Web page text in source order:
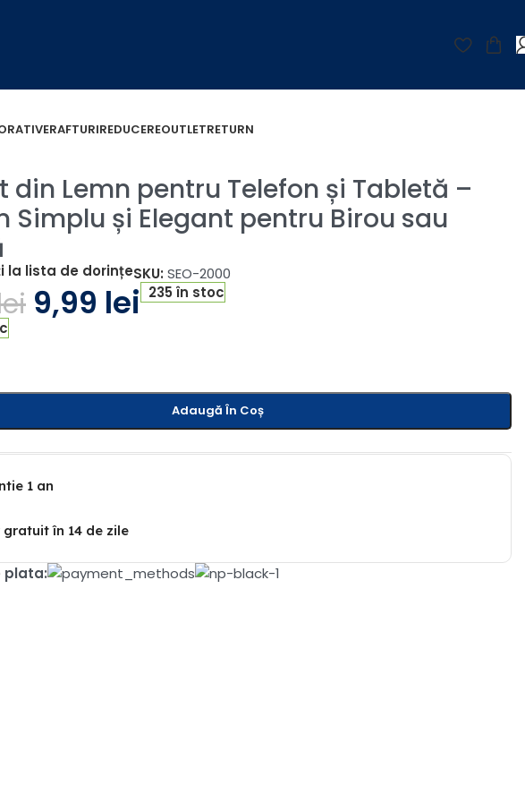
RAFTURIREDUCEREOUTLETRETURN
din Lemn pentru Telefon și Tabletă –
Simplu și Elegant pentru Birou sau
la lista de dorințeSKU: SEO-2000
9,99 lei 235 în stoc
Adaugă În Coș
1 an
gratuit în 14 de zile
plata: